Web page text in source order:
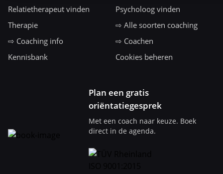
Relatietherapeut vinden
Psycholoog vinden
Therapie
⇨ Alle soorten coaching
⇨ Coaching info
⇨ Coachen
Kennisbank
Cookies beheren
Plan een gratis
oriëntatiegesprek
Met een coach naar keuze. Boek
direct in de agenda.